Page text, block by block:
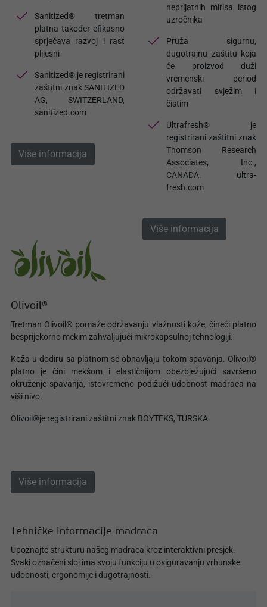
Sanitized® tretman
platna također efikasno
sprječava razvoj i rast
plijesni
Sanitized® je registrirani
zaštitni znak SANITIZED
AG, SWITZERLAND,
sanitized.com
Više informacija
neprijatnih mirisa istog
uzročnika
Pruža sigurnu,
dugotrajnu zaštitu koja
će proizvod duži
vremenski period
održavati svježim i
čistim
Ultrafresh® je
registrirani zaštitni znak
Thomson Research
Associates, Inc.,
CANADA. ultra-
fresh.com
Više informacija
Olivoil®
Tretman Olivoil® pomaže održavanju vlažnosti kože, čineći platno
besprijekorno mekim zahvaljujući mikrokapsulnoj tehnologiji.
Koža u dodiru sa platnom se obnavljaju tokom spavanja. Olivoil®
platno je čini mekšom i elastičnijom obezbježujući savršeno
okruženje spavanja, istovremeno podižući udobnost madraca na
viši nivo.
Olivoil®je registrirani zaštitni znak BOYTEKS, TURSKA.
Više informacija
Tehničke informacije madraca
Upoznajte strukturu našeg madraca kroz interaktivni presjek.
Svaki označeni sloj ima svoju funkciju u osiguravanju vrhunske
udobnosti, ergonomije i dugotrajnosti.